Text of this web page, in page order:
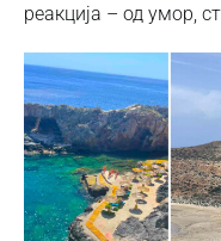
реакција – од умор,